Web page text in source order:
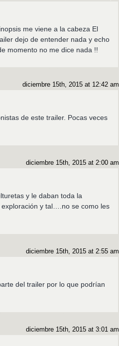
me viene a la cabeza El
dejo de entender nada y echo
momento no me dice nada !!
diciembre 15th, 2015 at 12:42 am
de este trailer. Pocas veces
diciembre 15th, 2015 at 2:00 am
y le daban toda la
y tal….no se como les
diciembre 15th, 2015 at 2:55 am
del trailer por lo que podrían
diciembre 15th, 2015 at 3:01 am